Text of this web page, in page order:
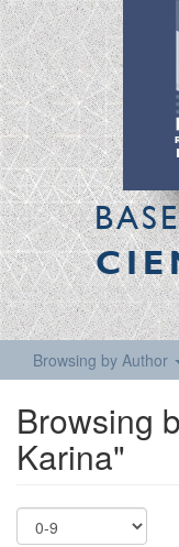
Browsing by Author
Browsing
Karina"